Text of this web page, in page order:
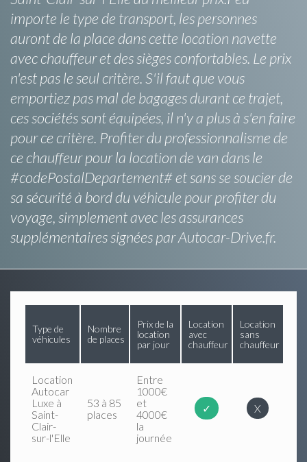
importe le type de transport, les personnes
auront de la place dans cette location navette
avec chauffeur et des sièges confortables. Le prix
n'est pas le seul critère. S'il faut que vous
emportiez pas mal de bagages durant ce trajet,
ces sociétés sont équipées, il n'y a plus à s'en faire
pour ce critère. Profiter du professionnalisme de
ce chauffeur pour la location de van dans le
#codePostalDepartement# et sans se soucier de
sa sécurité à bord du véhicule pour profiter du
voyage, simplement avec les assurances
supplémentaires signées par Autocar-Drive.fr.
Type de
véhicules
Nombre
de places
Prix de la
location
par jour
Location
avec
chauffeur
Location
sans
chauffeur
Location
Autocar
Luxe à
Saint-
Clair-
sur-l'Elle
53 à 85
places
Entre
1000€
et
4000€
la
journée
✓ X